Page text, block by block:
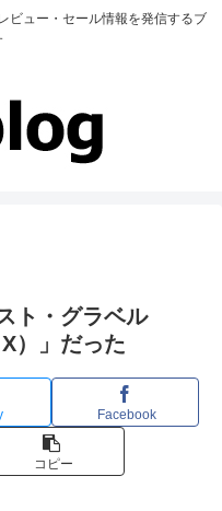
ビュー・セール情報を発信するブ
ト・グラベル
）」だった
Facebook
コピー